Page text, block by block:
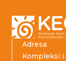
Adresa
Kompleksi